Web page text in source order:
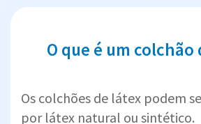
O que é um colchão
Os colchões de látex podem
por látex natural ou sintético.